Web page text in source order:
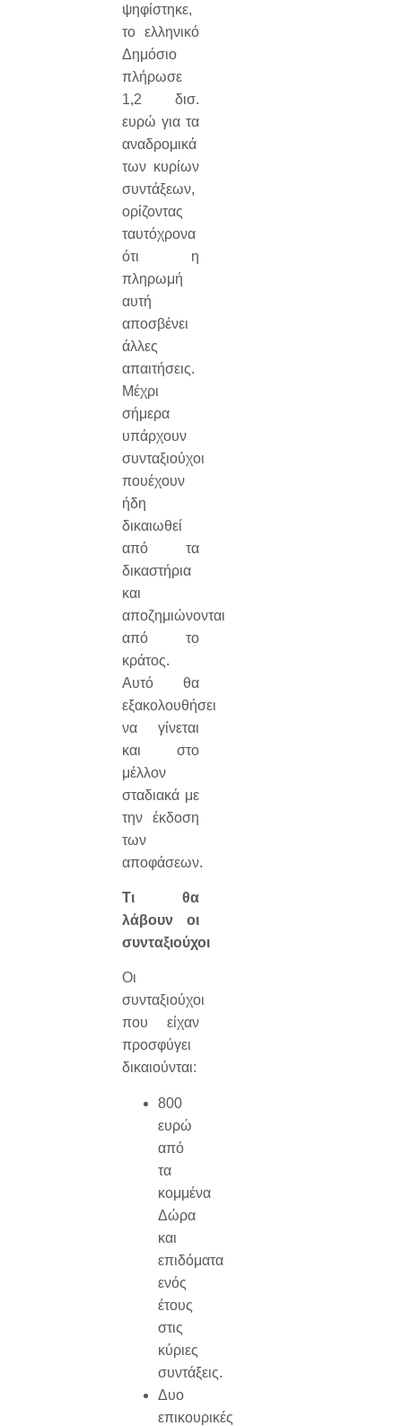
ψηφίστηκε,
το ελληνικό
Δημόσιο
πλήρωσε
1,2 δισ.
ευρώ για τα
αναδρομικά
των κυρίων
συντάξεων,
ορίζοντας
ταυτόχρονα
ότι η
πληρωμή
αυτή
αποσβένει
άλλες
απαιτήσεις.
Μέχρι
σήμερα
υπάρχουν
συνταξιούχοι
πουέχουν
ήδη
δικαιωθεί
από τα
δικαστήρια
και
αποζημιώνονται
από το
κράτος.
Αυτό θα
εξακολουθήσει
να γίνεται
και στο
μέλλον
σταδιακά με
την έκδοση
των
αποφάσεων.
Τι θα
λάβουν οι
συνταξιούχοι
Οι
συνταξιούχοι
που είχαν
προσφύγει
δικαιούνται:
800
ευρώ
από
τα
κομμένα
Δώρα
και
επιδόματα
ενός
έτους
στις
κύριες
συντάξεις.
Δυο
επικουρικές